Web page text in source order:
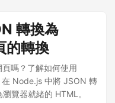
轉換為
的轉換
嗎？了解如何使用
Node.js 中將 JSON 轉
覽器就緒的 HTML。